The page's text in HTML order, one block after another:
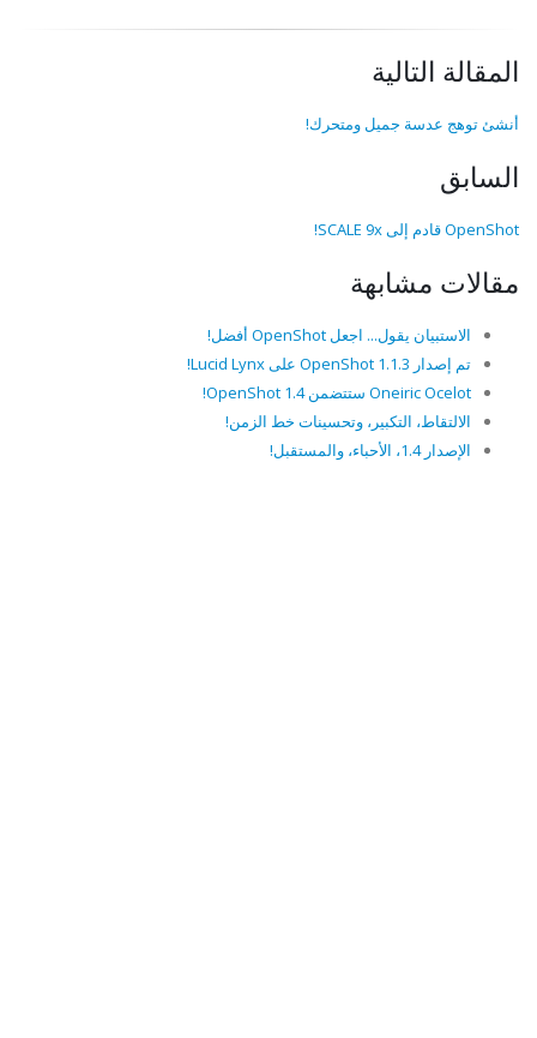
المقالة التالية
أنشئ توهج عدسة جميل ومتحرك!
السابق
OpenShot قادم إلى SCALE 9x!
مقالات مشابهة
الاستبيان يقول... اجعل OpenShot أفضل!
تم إصدار OpenShot 1.1.3 على Lucid Lynx!
Oneiric Ocelot ستتضمن OpenShot 1.4!
الالتقاط، التكبير، وتحسينات خط الزمن!
الإصدار 1.4، الأحباء، والمستقبل!